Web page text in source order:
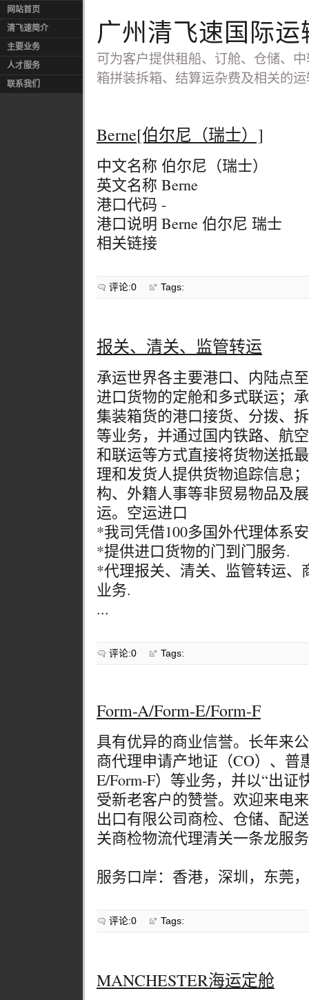
网站首页
清飞速简介
主要业务
人才服务
联系我们
广州清飞速国际运
可为客户提供租船、订舱、仓储、
箱拼装拆箱、结算运杂费及相关的
Berne[伯尔尼（瑞士）]
中文名称 伯尔尼（瑞士）
英文名称 Berne
港口代码 -
港口说明 Berne 伯尔尼 瑞士
相关链接
评论:0 Tags:
报关、清关、监管转运
承运世界各主要港口、内陆点
进口货物的定舱和多式联运；
集装箱货的港口接货、分拨、
等业务，并通过国内铁路、航
和联运等方式直接将货物送抵
理和发货人提供货物追踪信息
构、外籍人事等非贸易物品及
运。空运进口
*我司凭借100多国外代理体系
*提供进口货物的门到门服务.
*代理报关、清关、监管转运、
业务.
...
评论:0 Tags:
Form-A/Form-E/Form-F
具有优异的商业信誉。长年来
商代理申请产地证（CO）、普
E/Form-F）等业务，并以“出证
受新老客户的赞誉。欢迎来电
出口有限公司商检、仓储、配
关商检物流代理清关一条龙服
服务口岸：香港，深圳，东莞
评论:0 Tags:
MANCHESTER海运定舱